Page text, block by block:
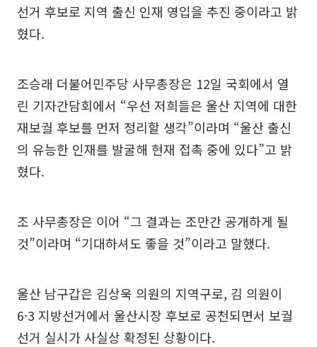
선거 후보로 지역 출신 인재 영입을 추진 중이라고 밝
혔다.
조승래 더불어민주당 사무총장은 12일 국회에서 열
린 기자간담회에서 “우선 저희들은 울산 지역에 대한
재보궐 후보를 먼저 정리할 생각”이라며 “울산 출신
의 유능한 인재를 발굴해 현재 접촉 중에 있다”고 밝
혔다.
조 사무총장은 이어 “그 결과는 조만간 공개하게 될
것”이라며 “기대하셔도 좋을 것”이라고 말했다.
울산 남구갑은 김상욱 의원의 지역구로, 김 의원이
6·3 지방선거에서 울산시장 후보로 공천되면서 보궐
선거 실시가 사실상 확정된 상황이다.